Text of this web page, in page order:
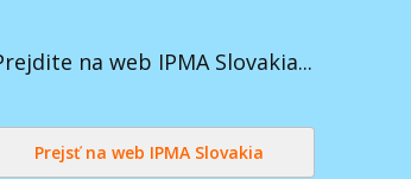
na web IPMA Slovakia...
Prejsť na web IPMA Slovakia